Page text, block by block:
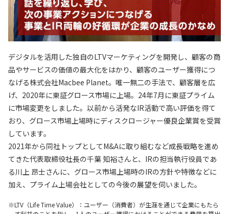
デジタルを活用した独自のLTVマーケティングを開発し、顧客の商
品やサービスの価値の最大化をはかり、顧客のユーザー獲得につ
なげる株式会社Macbee Planet。唯一無二の手法で、顧客層を広
げ、2020年に東証グロース市場に上場。24年7月に東証プライム
に市場変更をしました。以前から活発なIR活動で高い評価を得て
おり、グロース市場上場時にディスクロージャー優良企業賞を受賞
しています。
2021年から同社トップとしてM&Aに取り組むなど成長戦略を進め
てきた代表取締役社長の千葉 知裕さんと、IRの担当執行役員であ
る川上 昂士さんに、グロース市場上場時のIRの方針や特徴などに
加え、プライム上場会社としての今後の展望を伺いました。
LTV（Life Time Value）：ユーザー（消費者）が生涯を通じて企業にもたら